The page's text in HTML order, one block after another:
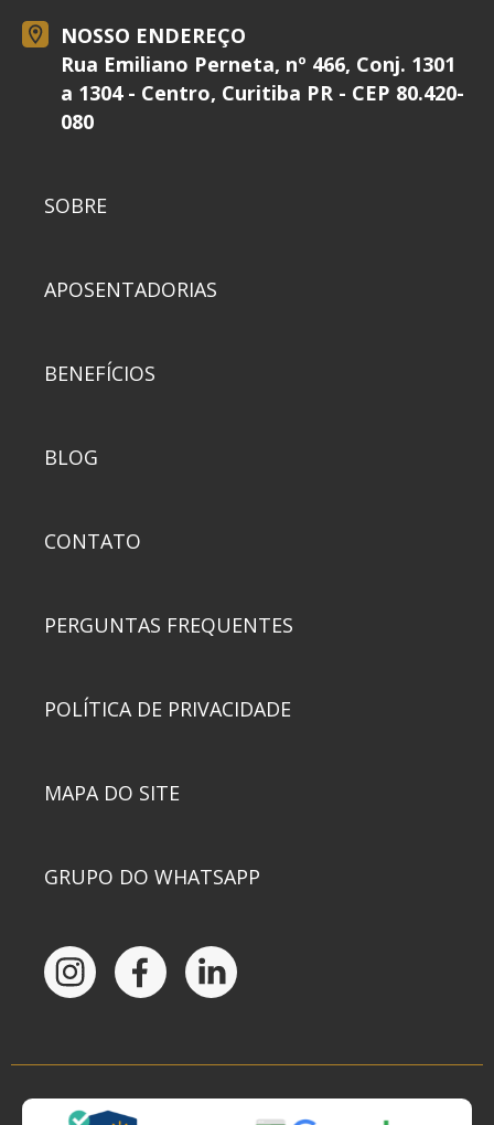
NOSSO ENDEREÇO
Rua Emiliano Perneta, nº 466, Conj. 1301
a 1304 - Centro, Curitiba PR - CEP 80.420-
080
SOBRE
APOSENTADORIAS
BENEFÍCIOS
BLOG
CONTATO
PERGUNTAS FREQUENTES
POLÍTICA DE PRIVACIDADE
MAPA DO SITE
GRUPO DO WHATSAPP